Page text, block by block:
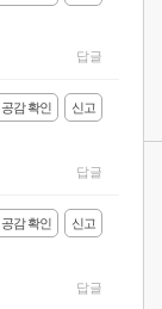
답글
신고
공감 확인
답글
신고
공감 확인
답글